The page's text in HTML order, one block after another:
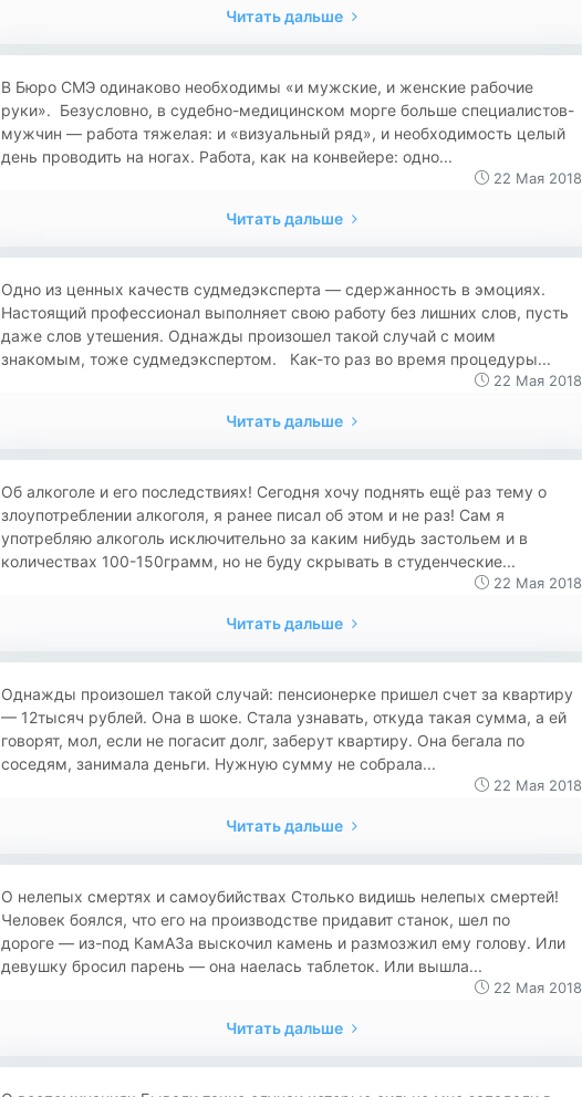
Читать дальше
В Бюро СМЭ одинаково необходимы «и мужские, и женские рабочие
руки». Безусловно, в судебно-медицинском морге больше специалистов-
мужчин — работа тяжелая: и «визуальный ряд», и необходимость целый
день проводить на ногах. Работа, как на конвейере: одно...
22 Мая 2018
Читать дальше
Одно из ценных качеств судмедэксперта — сдержанность в эмоциях.
Настоящий профессионал выполняет свою работу без лишних слов, пусть
даже слов утешения. Однажды произошел такой случай с моим
знакомым, тоже судмедэкспертом. Как-то раз во время процедуры...
22 Мая 2018
Читать дальше
Об алкоголе и его последствиях! Сегодня хочу поднять ещё раз тему о
злоупотреблении алкоголя, я ранее писал об этом и не раз! Сам я
употребляю алкоголь исключительно за каким нибудь застольем и в
количествах 100-150грамм, но не буду скрывать в студенческие...
22 Мая 2018
Читать дальше
Однажды произошел такой случай: пенсионерке пришел счет за квартиру
— 12тысяч рублей. Она в шоке. Стала узнавать, откуда такая сумма, а ей
говорят, мол, если не погасит долг, заберут квартиру. Она бегала по
соседям, занимала деньги. Нужную сумму не собрала...
22 Мая 2018
Читать дальше
О нелепых смертях и самоубийствах Столько видишь нелепых смертей!
Человек боялся, что его на производстве придавит станок, шел по
дороге — из-под КамАЗа выскочил камень и размозжил ему голову. Или
девушку бросил парень — она наелась таблеток. Или вышла...
22 Мая 2018
Читать дальше